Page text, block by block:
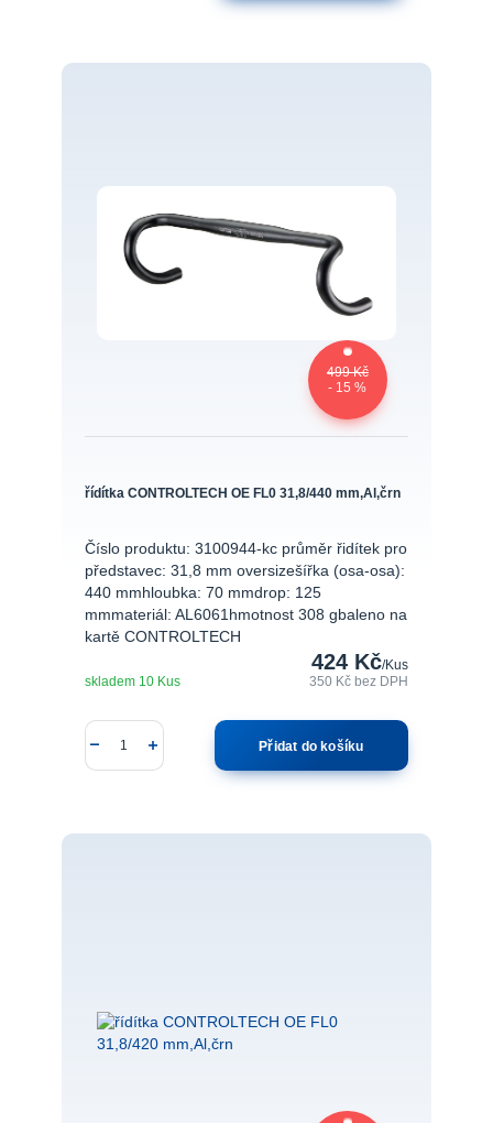
499 Kč
- 15 %
řídítka CONTROLTECH OE FL0 31,8/440 mm,Al,črn
Číslo produktu: 3100944-kc průměr řidítek pro
představec: 31,8 mm oversizešířka (osa-osa):
440 mmhloubka: 70 mmdrop: 125
mmmateriál: AL6061hmotnost 308 gbaleno na
kartě CONTROLTECH
424 Kč/Kus
350 Kč bez DPH
skladem 10 Kus
Přidat do košíku